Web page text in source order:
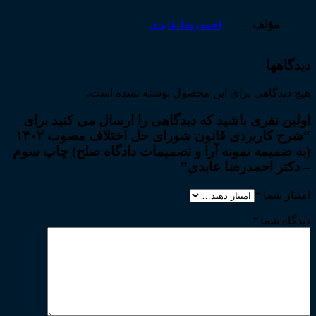
عابدی
مؤلف احمدرضا عابدی
دیدگاهها
هیچ دیدگاهی برای این محصول نوشته نشده است.
اولین نفری باشید که دیدگاهی را ارسال می کنید برای
“شرح کاربردی قانون شورای حل اختلاف مصوب ۱۴۰۲
(به ضمیمه نمونه آرا و تصمیمات دادگاه صلح) چاپ سوم
– دکتر احمدرضا عابدی”
امتیاز شما *
دیدگاه شما *